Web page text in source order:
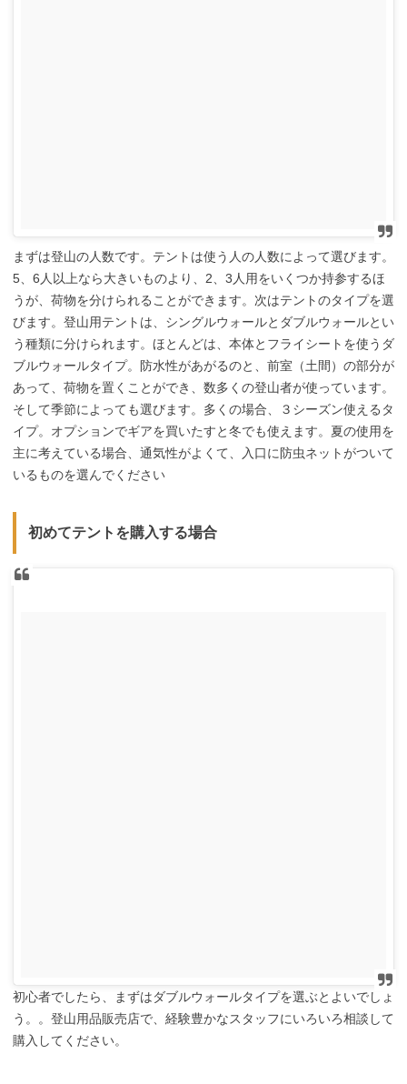
まずは登山の人数です。テントは使う人の人数によって選びます。
5、6人以上なら大きいものより、2、3人用をいくつか持参するほ
うが、荷物を分けられることができます。次はテントのタイプを選
びます。登山用テントは、シングルウォールとダブルウォールとい
う種類に分けられます。ほとんどは、本体とフライシートを使うダ
ブルウォールタイプ。防水性があがるのと、前室（土間）の部分が
あって、荷物を置くことができ、数多くの登山者が使っています。
そして季節によっても選びます。多くの場合、３シーズン使えるタ
イプ。オプションでギアを買いたすと冬でも使えます。夏の使用を
主に考えている場合、通気性がよくて、入口に防虫ネットがついて
いるものを選んでください
初めてテントを購入する場合
初心者でしたら、まずはダブルウォールタイプを選ぶとよいでしょ
う。。登山用品販売店で、経験豊かなスタッフにいろいろ相談して
購入してください。